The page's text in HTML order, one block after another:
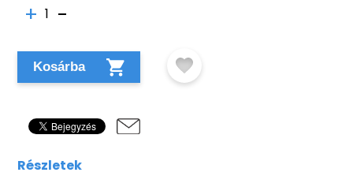
1
Kosárba
Részletek